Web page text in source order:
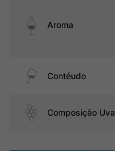
Aroma
Contéudo
Composição Uva